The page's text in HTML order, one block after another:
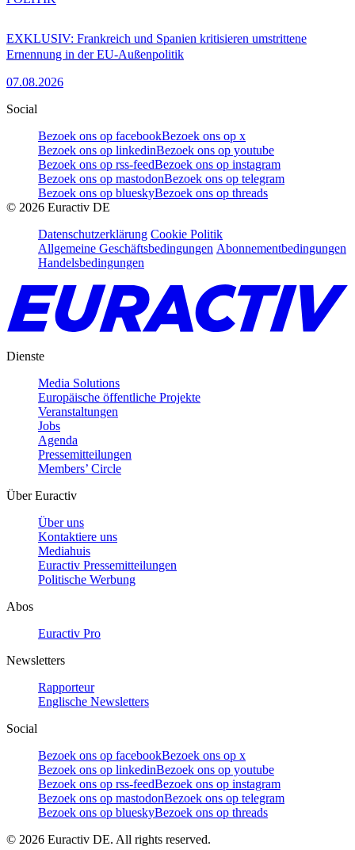
EXKLUSIV: Frankreich und Spanien kritisieren umstrittene
Ernennung in der EU-Außenpolitik
07.08.2026
Social
Bezoek ons op facebookBezoek ons op x
Bezoek ons op linkedinBezoek ons op youtube
Bezoek ons op rss-feedBezoek ons op instagram
Bezoek ons op mastodonBezoek ons op telegram
Bezoek ons op blueskyBezoek ons op threads
© 2026 Euractiv DE
Datenschutzerklärung Cookie Politik
Allgemeine Geschäftsbedingungen Abonnementbedingungen
Handelsbedingungen
Dienste
Media Solutions
Europäische öffentliche Projekte
Veranstaltungen
Jobs
Agenda
Pressemitteilungen
Members’ Circle
Über Euractiv
Über uns
Kontaktiere uns
Mediahuis
Euractiv Pressemitteilungen
Politische Werbung
Abos
Euractiv Pro
Newsletters
Rapporteur
Englische Newsletters
Social
Bezoek ons op facebookBezoek ons op x
Bezoek ons op linkedinBezoek ons op youtube
Bezoek ons op rss-feedBezoek ons op instagram
Bezoek ons op mastodonBezoek ons op telegram
Bezoek ons op blueskyBezoek ons op threads
© 2026 Euractiv DE. All rights reserved.